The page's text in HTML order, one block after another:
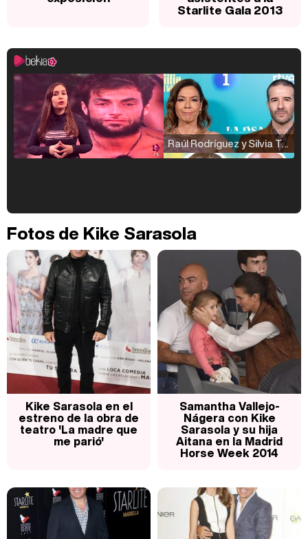
Starlite Gala 2013
Raúl Rodríguez y Silvia Taulés nos cuentan su papel en 'La familia de la tele'
Carlota Corredera y Javier de Hoyos: "La tele tiene que representar al público también y aquí están todos los perfiles posibles&quo;
Fotos de Kike Sarasola
Kike Sarasola en el
estreno de la obra de
teatro 'La madre que
me parió'
Samantha Vallejo-
Nágera con Kike
Sarasola y su hija
Aitana en la Madrid
Horse Week 2014